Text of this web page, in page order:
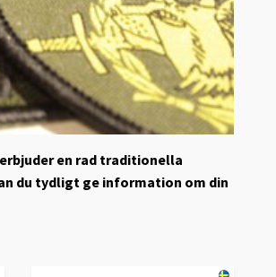
en rad traditionella
du tydligt ge information om din